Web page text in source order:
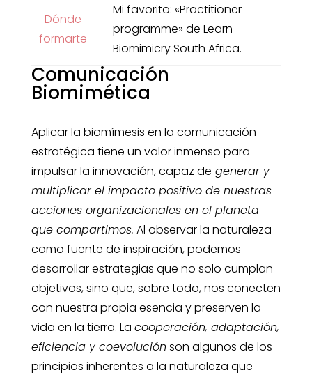
Dónde
formarte
Mi favorito: «Practitioner
programme» de Learn
Biomimicry South Africa.
Comunicación
Biomimética
Aplicar la biomímesis en la comunicación
estratégica tiene un valor inmenso para
impulsar la innovación, capaz de generar y
multiplicar el impacto positivo de nuestras
acciones organizacionales en el planeta
que compartimos. Al observar la naturaleza
como fuente de inspiración, podemos
desarrollar estrategias que no solo cumplan
objetivos, sino que, sobre todo, nos conecten
con nuestra propia esencia y preserven la
vida en la tierra. La cooperación, adaptación,
eficiencia y coevolución son algunos de los
principios inherentes a la naturaleza que